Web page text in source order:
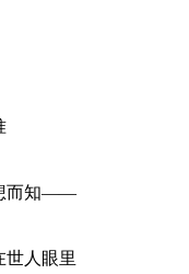
而知——
世人眼里